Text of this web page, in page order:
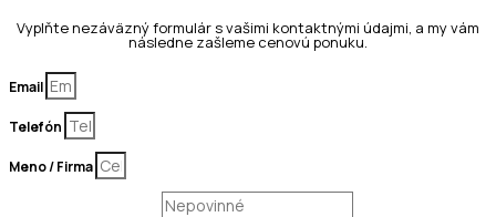
Vyplňte nezáväzný formulár s vašimi kontaktnými údajmi, a my vám
následne zašleme cenovú ponuku.
Email
Telefón
Meno / Firma